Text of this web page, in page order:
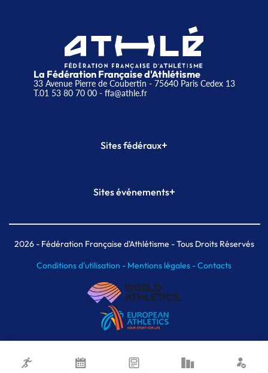
La Fédération Française d'Athlétisme
33 Avenue Pierre de Coubertin - 75640 Paris Cedex 13
T.01 53 80 70 00- ffa@athle.fr
Sites fédéraux+
Plateforme Formation
Sites événements+
Meeting de Paris indoor
MAIF Ekiden de Paris
2026- Fédération Française d'Athlétisme - Tous Droits Réservés
Conditions d'utilisation - Mentions légales -Contacts